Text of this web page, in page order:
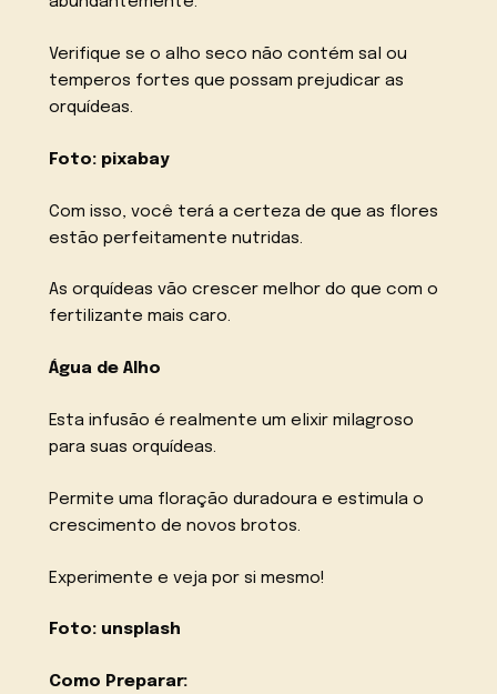
Verifique se o alho seco não contém sal ou
temperos fortes que possam prejudicar as
orquídeas.
Foto: pixabay
Com isso, você terá a certeza de que as flores
estão perfeitamente nutridas.
As orquídeas vão crescer melhor do que com o
fertilizante mais caro.
Água de Alho
Esta infusão é realmente um elixir milagroso
para suas orquídeas.
Permite uma floração duradoura e estimula o
crescimento de novos brotos.
Experimente e veja por si mesmo!
Foto: unsplash
Como Preparar: